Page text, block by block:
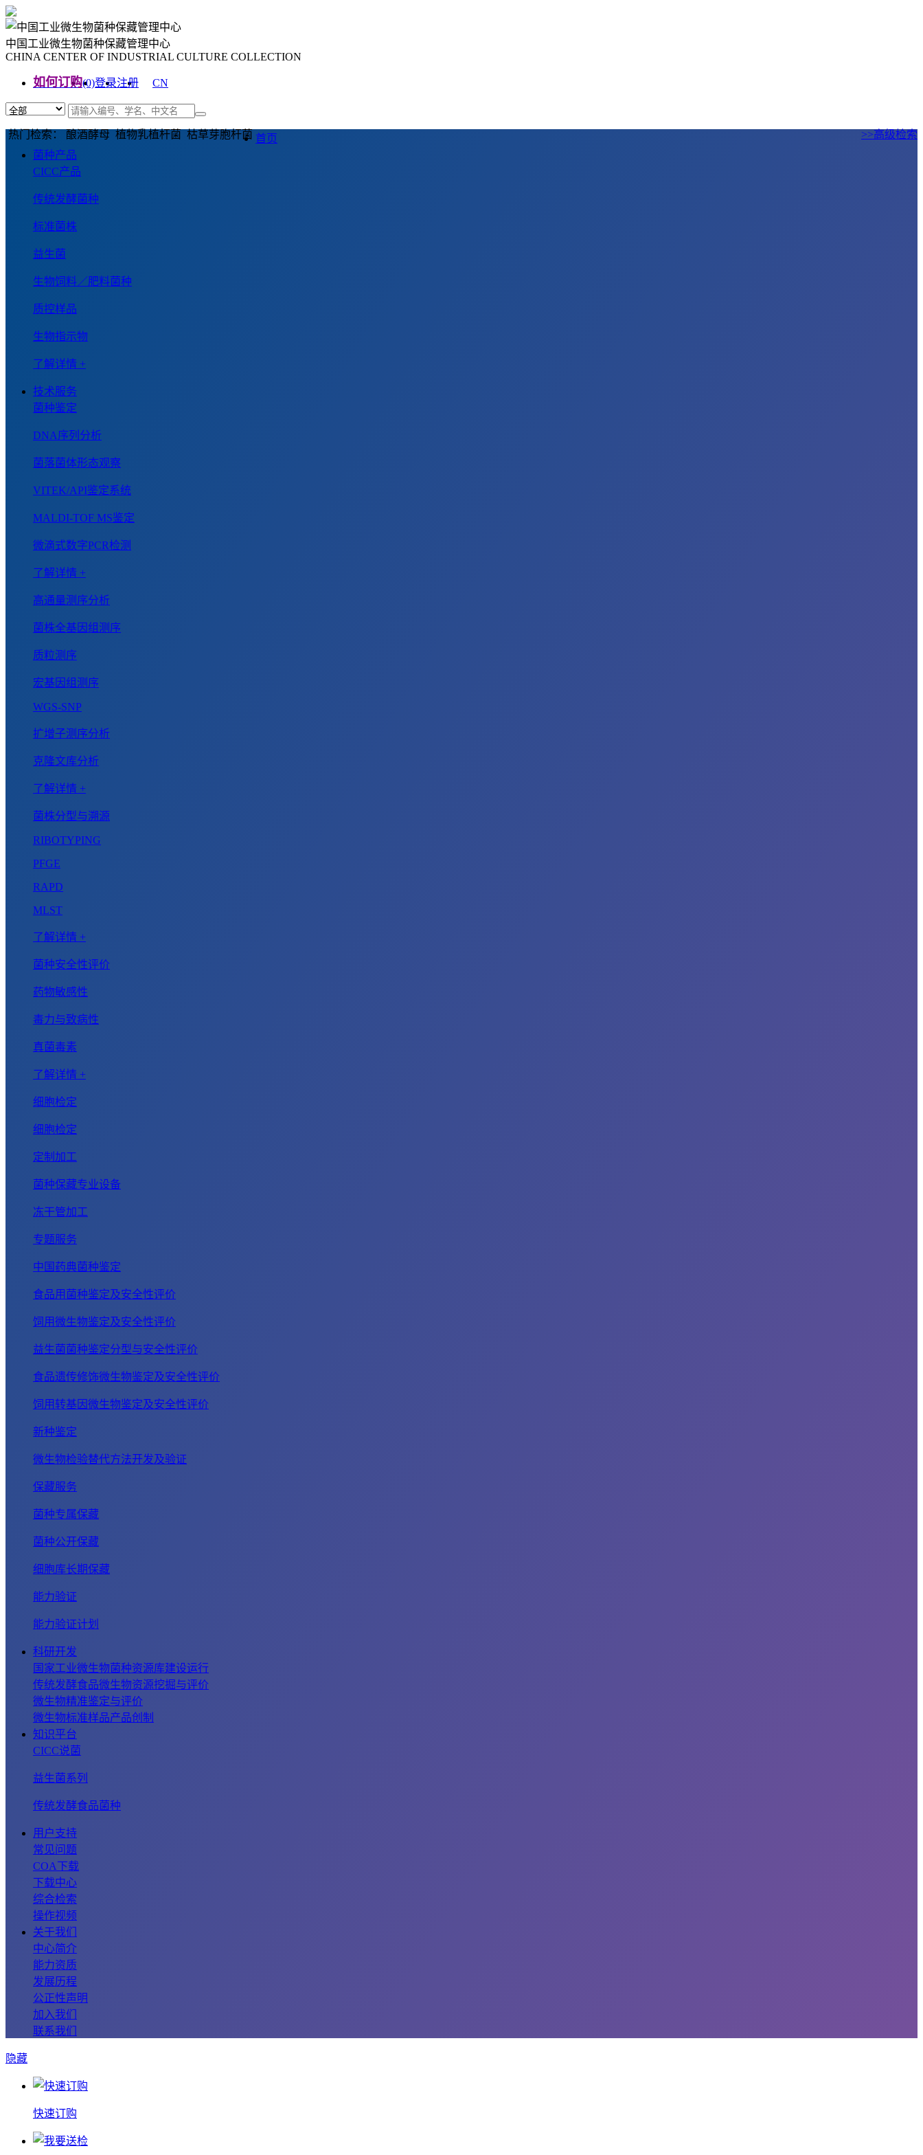
中国工业微生物菌种保藏管理中心
CHINA CENTER OF INDUSTRIAL CULTURE COLLECTION
如何订购(0)登录注册
CN
热门检索： 酿酒酵母 植物乳植杆菌 枯草芽胞杆菌 >>高级检索
首页
菌种产品
CICC产品
传统发酵菌种
标准菌株
益生菌
生物饲料／肥料菌种
质控样品
生物指示物
了解详情 +
技术服务
菌种鉴定
DNA序列分析
菌落菌体形态观察
VITEK/API鉴定系统
MALDI-TOF MS鉴定
微滴式数字PCR检测
了解详情 +
高通量测序分析
菌株全基因组测序
质粒测序
宏基因组测序
WGS-SNP
扩增子测序分析
克隆文库分析
了解详情 +
菌株分型与溯源
RIBOTYPING
PFGE
RAPD
MLST
了解详情 +
菌种安全性评价
药物敏感性
毒力与致病性
真菌毒素
了解详情 +
细胞检定
细胞检定
定制加工
菌种保藏专业设备
冻干管加工
专题服务
中国药典菌种鉴定
食品用菌种鉴定及安全性评价
饲用微生物鉴定及安全性评价
益生菌菌种鉴定分型与安全性评价
食品遗传修饰微生物鉴定及安全性评价
饲用转基因微生物鉴定及安全性评价
新种鉴定
微生物检验替代方法开发及验证
保藏服务
菌种专属保藏
菌种公开保藏
细胞库长期保藏
能力验证
能力验证计划
科研开发
国家工业微生物菌种资源库建设运行
传统发酵食品微生物资源挖掘与评价
微生物精准鉴定与评价
微生物标准样品产品创制
知识平台
CICC说菌
益生菌系列
传统发酵食品菌种
用户支持
常见问题
COA下载
下载中心
综合检索
操作视频
关于我们
中心简介
能力资质
发展历程
公正性声明
加入我们
联系我们
隐藏
快速订购